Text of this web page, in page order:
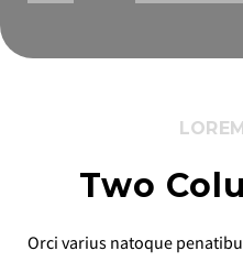
Two
Orci varius natoque